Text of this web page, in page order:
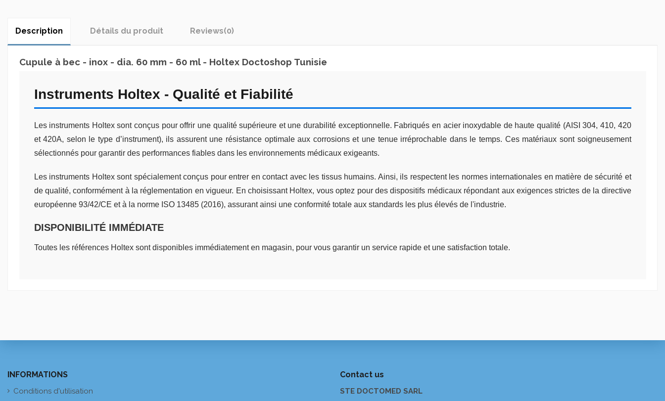
Description Détails du produit Reviews(0)
Cupule à bec - inox - dia. 60 mm - 60 ml - Holtex Doctoshop Tunisie
Instruments Holtex - Qualité et Fiabilité
Les instruments Holtex sont conçus pour offrir une qualité supérieure et une durabilité exceptionnelle. Fabriqués en acier inoxydable de haute qualité (AISI 304, 410, 420
et 420A, selon le type d’instrument), ils assurent une résistance optimale aux corrosions et une tenue irréprochable dans le temps. Ces matériaux sont soigneusement
sélectionnés pour garantir des performances fiables dans les environnements médicaux exigeants.
Les instruments Holtex sont spécialement conçus pour entrer en contact avec les tissus humains. Ainsi, ils respectent les normes internationales en matière de sécurité et
de qualité, conformément à la réglementation en vigueur. En choisissant Holtex, vous optez pour des dispositifs médicaux répondant aux exigences strictes de la directive
européenne 93/42/CE et à la norme ISO 13485 (2016), assurant ainsi une conformité totale aux standards les plus élevés de l'industrie.
DISPONIBILITÉ IMMÉDIATE
Toutes les références Holtex sont disponibles immédiatement en magasin, pour vous garantir un service rapide et une satisfaction totale.
INFORMATIONS
Conditions d'utilisation
Contact us
STE DOCTOMED SARL